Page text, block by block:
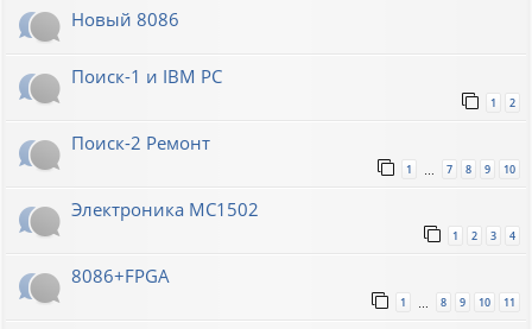
Новый 8086
Поиск-1 и IBM PC
1 2
Поиск-2 Ремонт
1 7 8 9 10
Электроника МС1502
1 2 3 4
8086+FPGA
1 … 8 9 10 11